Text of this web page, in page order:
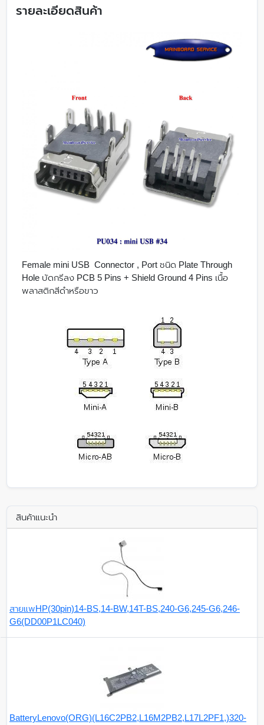
รายละเอียดสินค้า
Female mini USB Connector , Port ชนิด Plate Through
Hole บัดกรีลง PCB 5 Pins + Shield Ground 4 Pins เนื้อ
พลาสติกสีดำหรือขาว
สินค้าแนะนำ
สายแพHP(30pin)14-BS,14-BW,14T-BS,240-G6,245-G6,246-
G6(DD00P1LC040)
BatteryLenovo(ORG)(L16C2PB2,L16M2PB2,L17L2PF1,)320-